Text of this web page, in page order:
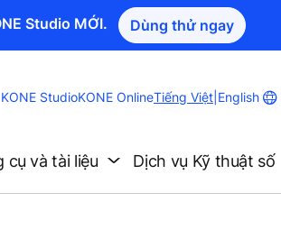
Studio MỚI. Dùng thử ngay
KONE StudioKONE OnlineChange
Tiếng Việt English
cụ và tài liệu Dịch vụ Kỹ thuật số